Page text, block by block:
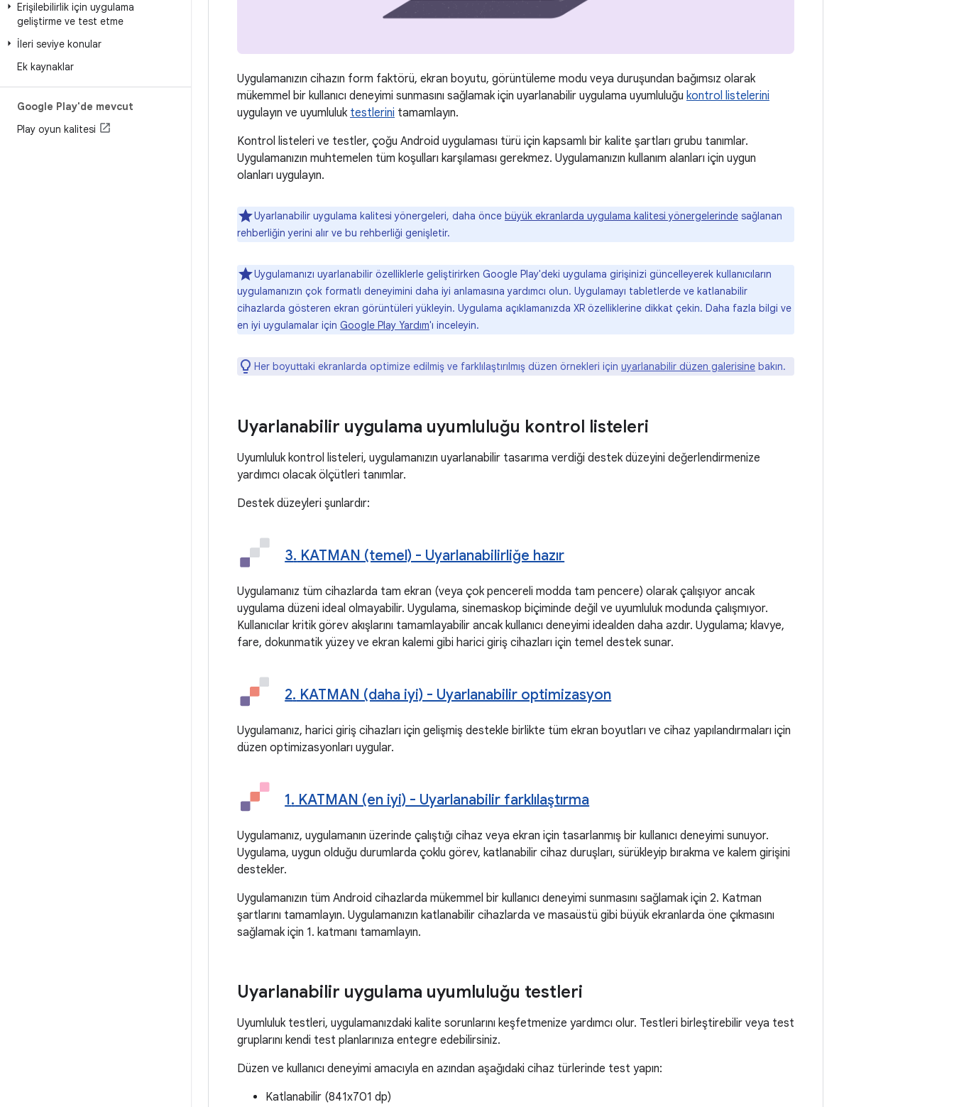
Erişilebilirlik için uygulama
geliştirme ve test etme
İleri seviye konular
Ek kaynaklar
Google Play'de mevcut
Play oyun kalitesi
Uygulamanızın cihazın form faktörü, ekran boyutu, görüntüleme modu veya duruşundan bağımsız olarak
mükemmel bir kullanıcı deneyimi sunmasını sağlamak için uyarlanabilir uygulama uyumluluğu kontrol listelerini
uygulayın ve uyumluluk testlerini tamamlayın.
Kontrol listeleri ve testler, çoğu Android uygulaması türü için kapsamlı bir kalite şartları grubu tanımlar.
Uygulamanızın muhtemelen tüm koşulları karşılaması gerekmez. Uygulamanızın kullanım alanları için uygun
olanları uygulayın.
Uyarlanabilir uygulama kalitesi yönergeleri, daha önce büyük ekranlarda uygulama kalitesi yönergelerinde sağlanan
rehberliğin yerini alır ve bu rehberliği genişletir.
Uygulamanızı uyarlanabilir özelliklerle geliştirirken Google Play'deki uygulama girişinizi güncelleyerek kullanıcıların
uygulamanızın çok formatlı deneyimini daha iyi anlamasına yardımcı olun. Uygulamayı tabletlerde ve katlanabilir
cihazlarda gösteren ekran görüntüleri yükleyin. Uygulama açıklamanızda XR özelliklerine dikkat çekin. Daha fazla bilgi ve
en iyi uygulamalar için Google Play Yardım'ı inceleyin.
Her boyuttaki ekranlarda optimize edilmiş ve farklılaştırılmış düzen örnekleri için uyarlanabilir düzen galerisine bakın.
Uyarlanabilir uygulama uyumluluğu kontrol listeleri
Uyumluluk kontrol listeleri, uygulamanızın uyarlanabilir tasarıma verdiği destek düzeyini değerlendirmenize
yardımcı olacak ölçütleri tanımlar.
Destek düzeyleri şunlardır:
3. KATMAN (temel) - Uyarlanabilirliğe hazır
Uygulamanız tüm cihazlarda tam ekran (veya çok pencereli modda tam pencere) olarak çalışıyor ancak
uygulama düzeni ideal olmayabilir. Uygulama, sinemaskop biçiminde değil ve uyumluluk modunda çalışmıyor.
Kullanıcılar kritik görev akışlarını tamamlayabilir ancak kullanıcı deneyimi idealden daha azdır. Uygulama; klavye,
fare, dokunmatik yüzey ve ekran kalemi gibi harici giriş cihazları için temel destek sunar.
2. KATMAN (daha iyi) - Uyarlanabilir optimizasyon
Uygulamanız, harici giriş cihazları için gelişmiş destekle birlikte tüm ekran boyutları ve cihaz yapılandırmaları için
düzen optimizasyonları uygular.
1. KATMAN (en iyi) - Uyarlanabilir farklılaştırma
Uygulamanız, uygulamanın üzerinde çalıştığı cihaz veya ekran için tasarlanmış bir kullanıcı deneyimi sunuyor.
Uygulama, uygun olduğu durumlarda çoklu görev, katlanabilir cihaz duruşları, sürükleyip bırakma ve kalem girişini
destekler.
Uygulamanızın tüm Android cihazlarda mükemmel bir kullanıcı deneyimi sunmasını sağlamak için 2. Katman
şartlarını tamamlayın. Uygulamanızın katlanabilir cihazlarda ve masaüstü gibi büyük ekranlarda öne çıkmasını
sağlamak için 1. katmanı tamamlayın.
Uyarlanabilir uygulama uyumluluğu testleri
Uyumluluk testleri, uygulamanızdaki kalite sorunlarını keşfetmenize yardımcı olur. Testleri birleştirebilir veya test
gruplarını kendi test planlarınıza entegre edebilirsiniz.
Düzen ve kullanıcı deneyimi amacıyla en azından aşağıdaki cihaz türlerinde test yapın:
Katlanabilir (841x701 dp)